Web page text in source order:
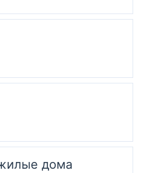
дома